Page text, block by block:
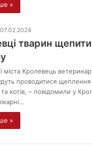
»
07.02.2024
тварин
міста Кролевець
проводитися щеплення
котів, – повідомили у
»